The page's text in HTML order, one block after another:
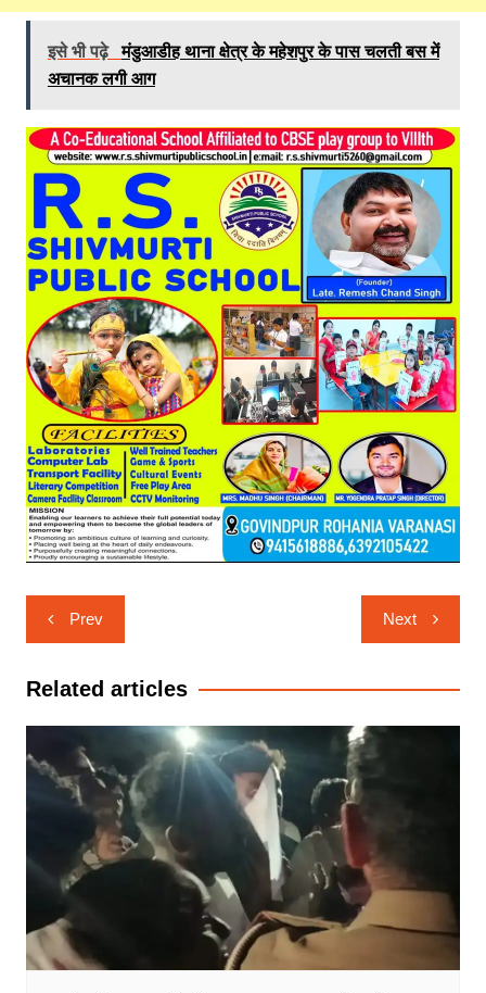
इसे भी पढ़े मंडुआडीह थाना क्षेत्र के महेशपुर के पास चलती बस में
अचानक लगी आग
Post
navigation
Prev Next
Related articles